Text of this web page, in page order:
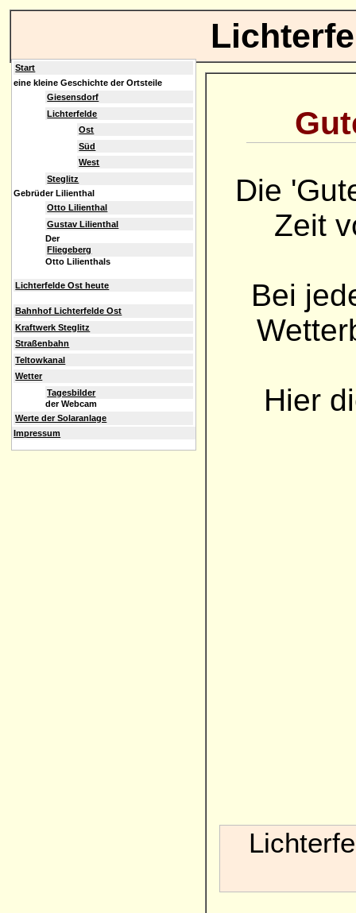
Die
Zeit
Bei
Hier
Start
eine kleine Geschichte der Ortsteile
Giesensdorf
Lichterfelde
Ost
Süd
West
Steglitz
Gebrüder Lilienthal
Otto Lilienthal
Gustav Lilienthal
Der
Fliegeberg
Otto Lilienthals
Lichterfelde Ost heute
Bahnhof Lichterfelde Ost
Kraftwerk Steglitz
Straßenbahn
Teltowkanal
Wetter
Tagesbilder
der Webcam
Werte der Solaranlage
Impressum